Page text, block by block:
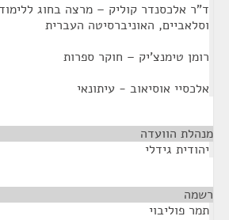
ד"ר אלכסנדר קוליק – מרצה בחוג
וסלאביים, האוניברסיטה העברית
רומן טימנצ'יק – חוקר ספרות
אלכסיי אוסיאוב - עיתונאי
מנהלת הוועדה
יהודית גידלי
רשמה
תמר פוליבוי